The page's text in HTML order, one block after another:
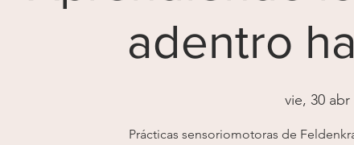
adentro
vie, 30 abr
Prácticas sensoriomotoras de